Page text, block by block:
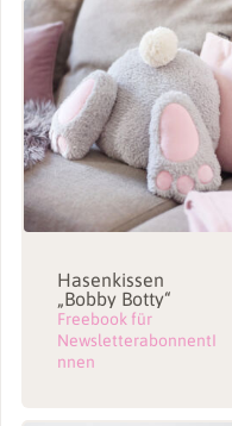
Hasenkissen
„Bobby Botty“
Freebook für
NewsletterabonnentI
nnen